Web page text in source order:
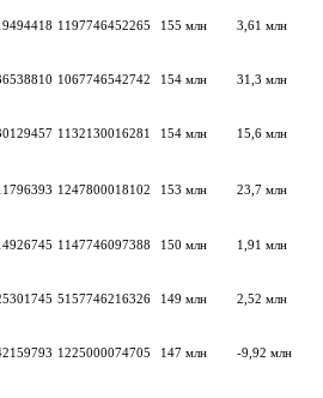
1197746452265 155 млн 3,61 млн
1067746542742 154 млн 31,3 млн
1132130016281 154 млн 15,6 млн
1247800018102 153 млн 23,7 млн
1147746097388 150 млн 1,91 млн
5157746216326 149 млн 2,52 млн
1225000074705 147 млн -9,92 млн